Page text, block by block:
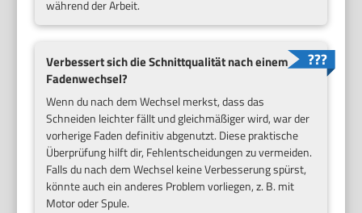
während der Arbeit.
Verbessert sich die Schnittqualität nach einem
Fadenwechsel?
Wenn du nach dem Wechsel merkst, dass das
Schneiden leichter fällt und gleichmäßiger wird, war der
vorherige Faden definitiv abgenutzt. Diese praktische
Überprüfung hilft dir, Fehlentscheidungen zu vermeiden.
Falls du nach dem Wechsel keine Verbesserung spürst,
könnte auch ein anderes Problem vorliegen, z. B. mit
Motor oder Spule.